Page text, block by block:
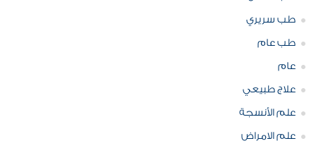
طب سريري
طب عام
عام
علاج طبيعي
علم الأنسجة
علم الامراض